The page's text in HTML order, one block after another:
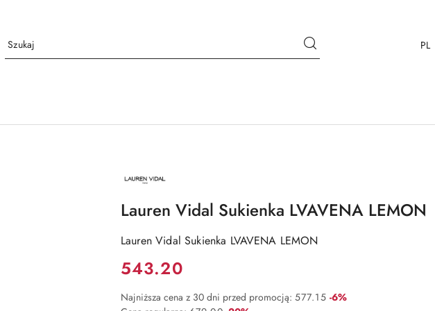
PL
NAZWA
PRODUCENTA:
VIDAL
Lauren Vidal Sukienka LVAVENA LEMON
Lauren Vidal Sukienka LVAVENA LEMON
Cena:
543.20
Najniższa cena z 30 dni przed promocją: 577.15 Rabat:
-6%